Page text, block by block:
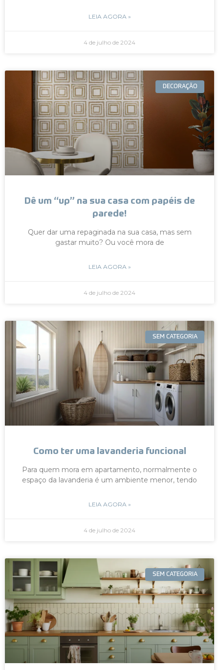
LEIA AGORA »
4 de julho de 2024
DECORAÇÃO
Dê um “up” na sua casa com papéis de
parede!
Quer dar uma repaginada na sua casa, mas sem
gastar muito? Ou você mora de
LEIA AGORA »
4 de julho de 2024
SEM CATEGORIA
Como ter uma lavanderia funcional
Para quem mora em apartamento, normalmente o
espaço da lavanderia é um ambiente menor, tendo
LEIA AGORA »
4 de julho de 2024
SEM CATEGORIA